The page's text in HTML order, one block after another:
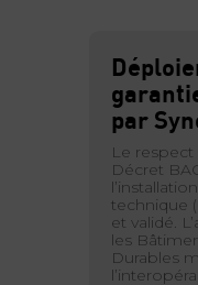
par
Le respect
Décret
technique
et validé.
les
Durables